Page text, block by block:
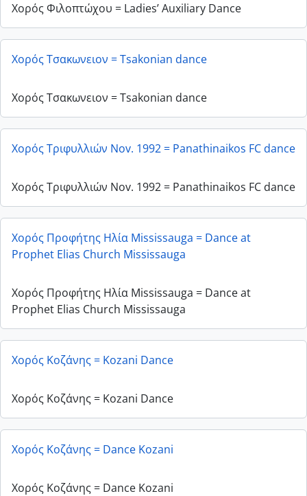
Χορός Φιλοπτώχου = Ladies’ Auxiliary Dance
Χορός Τσακωνειον = Tsakonian dance
Χορός Τσακωνειον = Tsakonian dance
Χορός Τριφυλλιών Nov. 1992 = Panathinaikos FC dance
Χορός Τριφυλλιών Nov. 1992 = Panathinaikos FC dance
Χορός Προφήτης Ηλία Mississauga = Dance at
Prophet Elias Church Mississauga
Χορός Προφήτης Ηλία Mississauga = Dance at
Prophet Elias Church Mississauga
Χορός Κοζάνης = Kozani Dance
Χορός Κοζάνης = Kozani Dance
Χορός Κοζάνης = Dance Kozani
Χορός Κοζάνης = Dance Kozani